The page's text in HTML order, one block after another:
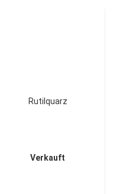
Rutilquarz
Verkauft